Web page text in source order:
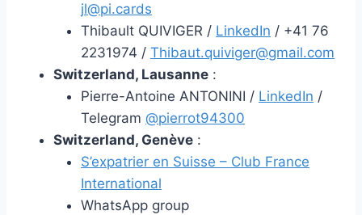
jl@pi.cards
Thibault QUIVIGER / LinkedIn / +41 76
2231974 / Thibaut.quiviger@gmail.com
Switzerland, Lausanne :
Pierre-Antoine ANTONINI / LinkedIn /
Telegram @pierrot94300
Switzerland, Genève :
S’expatrier en Suisse – Club France
International
WhatsApp group